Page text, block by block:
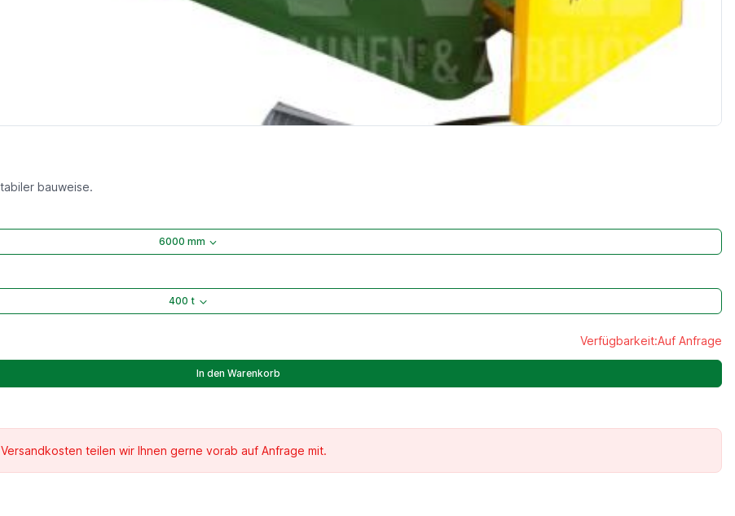
bauweise.
6000 mm
400 t
Verfügbarkeit:Auf Anfrage
In den Warenkorb
teilen wir Ihnen gerne vorab auf Anfrage mit.